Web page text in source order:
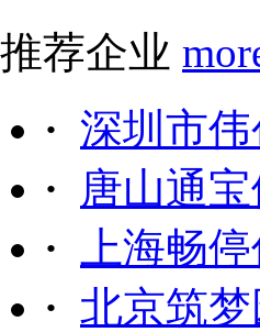
推荐企业
· 深圳市
·
唐山通
·
上海畅
· 北京筑